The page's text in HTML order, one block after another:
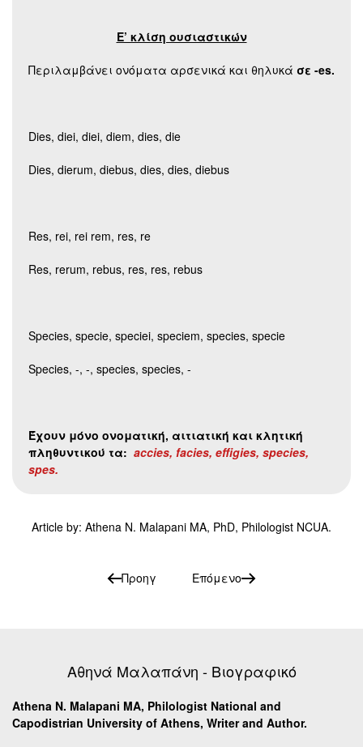
Ε’ κλίση ουσιαστικών
Περιλαμβάνει ονόματα αρσενικά και θηλυκά σε -es.
Dies, diei, diei, diem, dies, die
Dies, dierum, diebus, dies, dies, diebus
Res, rei, rei rem, res, re
Res, rerum, rebus, res, res, rebus
Species, specie, speciei, speciem, species, specie
Species, -, -, species, species, -
Έχουν μόνο ονοματική, αιτιατική και κλητική
πληθυντικού τα: accies, facies, effigies, species,
spes.
Article by: Athena N. Malapani MA, PhD, Philologist NCUA.
Προηγ Επόμενο
Αθηνά Μαλαπάνη - Βιογραφικό
Athena N. Malapani MA, Philologist National and
Capodistrian University of Athens, Writer and Author.